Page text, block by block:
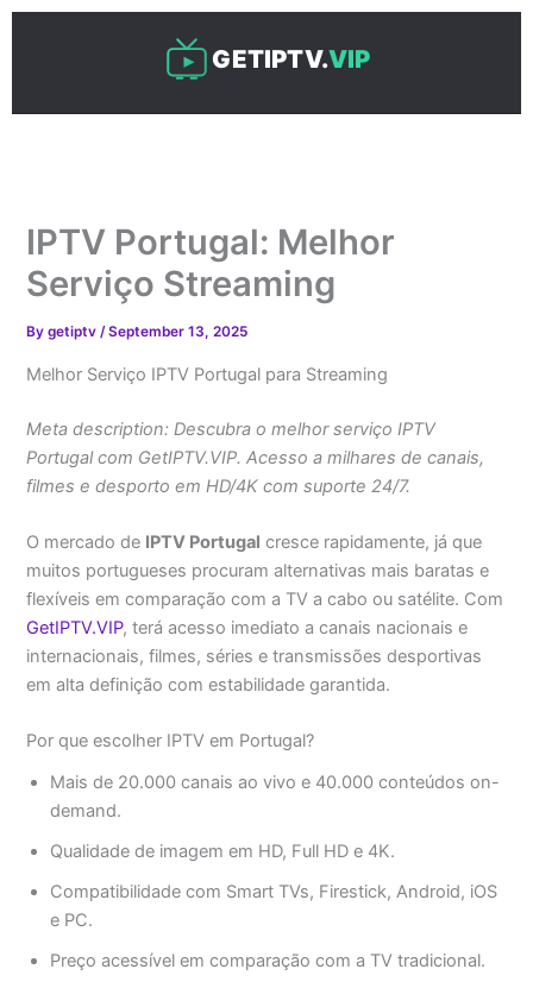
Skip
GETIPTV.VIP
IPTV Portugal: Melhor
Serviço Streaming
Bygetiptv/September 13, 2025
Melhor Serviço IPTV Portugal para Streaming
Meta description: Descubra o melhor serviço IPTV
Portugal com GetIPTV.VIP. Acesso a milhares de canais,
filmes e desporto em HD/4K com suporte 24/7.
O mercado de IPTV Portugal cresce rapidamente, já que
muitos portugueses procuram alternativas mais baratas e
flexíveis em comparação com a TV a cabo ou satélite. Com
GetIPTV.VIP, terá acesso imediato a canais nacionais e
internacionais, filmes, séries e transmissões desportivas
em alta definição com estabilidade garantida.
Por que escolher IPTV em Portugal?
Mais de 20.000 canais ao vivo e 40.000 conteúdos on-
demand.
Qualidade de imagem em HD, Full HD e 4K.
Compatibilidade com Smart TVs, Firestick, Android, iOS
e PC.
Preço acessível em comparação com a TV tradicional.